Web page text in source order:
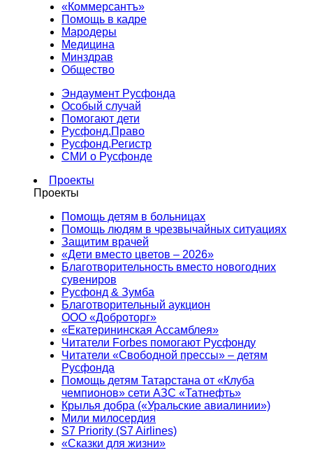
«Коммерсантъ»
Помощь в кадре
Мародеры
Медицина
Минздрав
Общество
Эндаумент Русфонда
Особый случай
Помогают дети
Русфонд.Право
Русфонд.Регистр
СМИ о Русфонде
Проекты
Проекты
Помощь детям в больницах
Помощь людям в чрезвычайных ситуациях
Защитим врачей
«Дети вместо цветов – 2026»
Благотворительность вместо новогодних
сувениров
Русфонд & Зумба
Благотворительный аукцион
ООО «Доброторг»
«Екатерининская Ассамблея»
Читатели Forbes помогают Русфонду
Читатели «Свободной прессы» – детям
Русфонда
Помощь детям Татарстана от «Клуба
чемпионов» сети АЗС «Татнефть»
Крылья добра («Уральские авиалинии»)
Мили милосердия
S7 Priority (S7 Airlines)
«Сказки для жизни»